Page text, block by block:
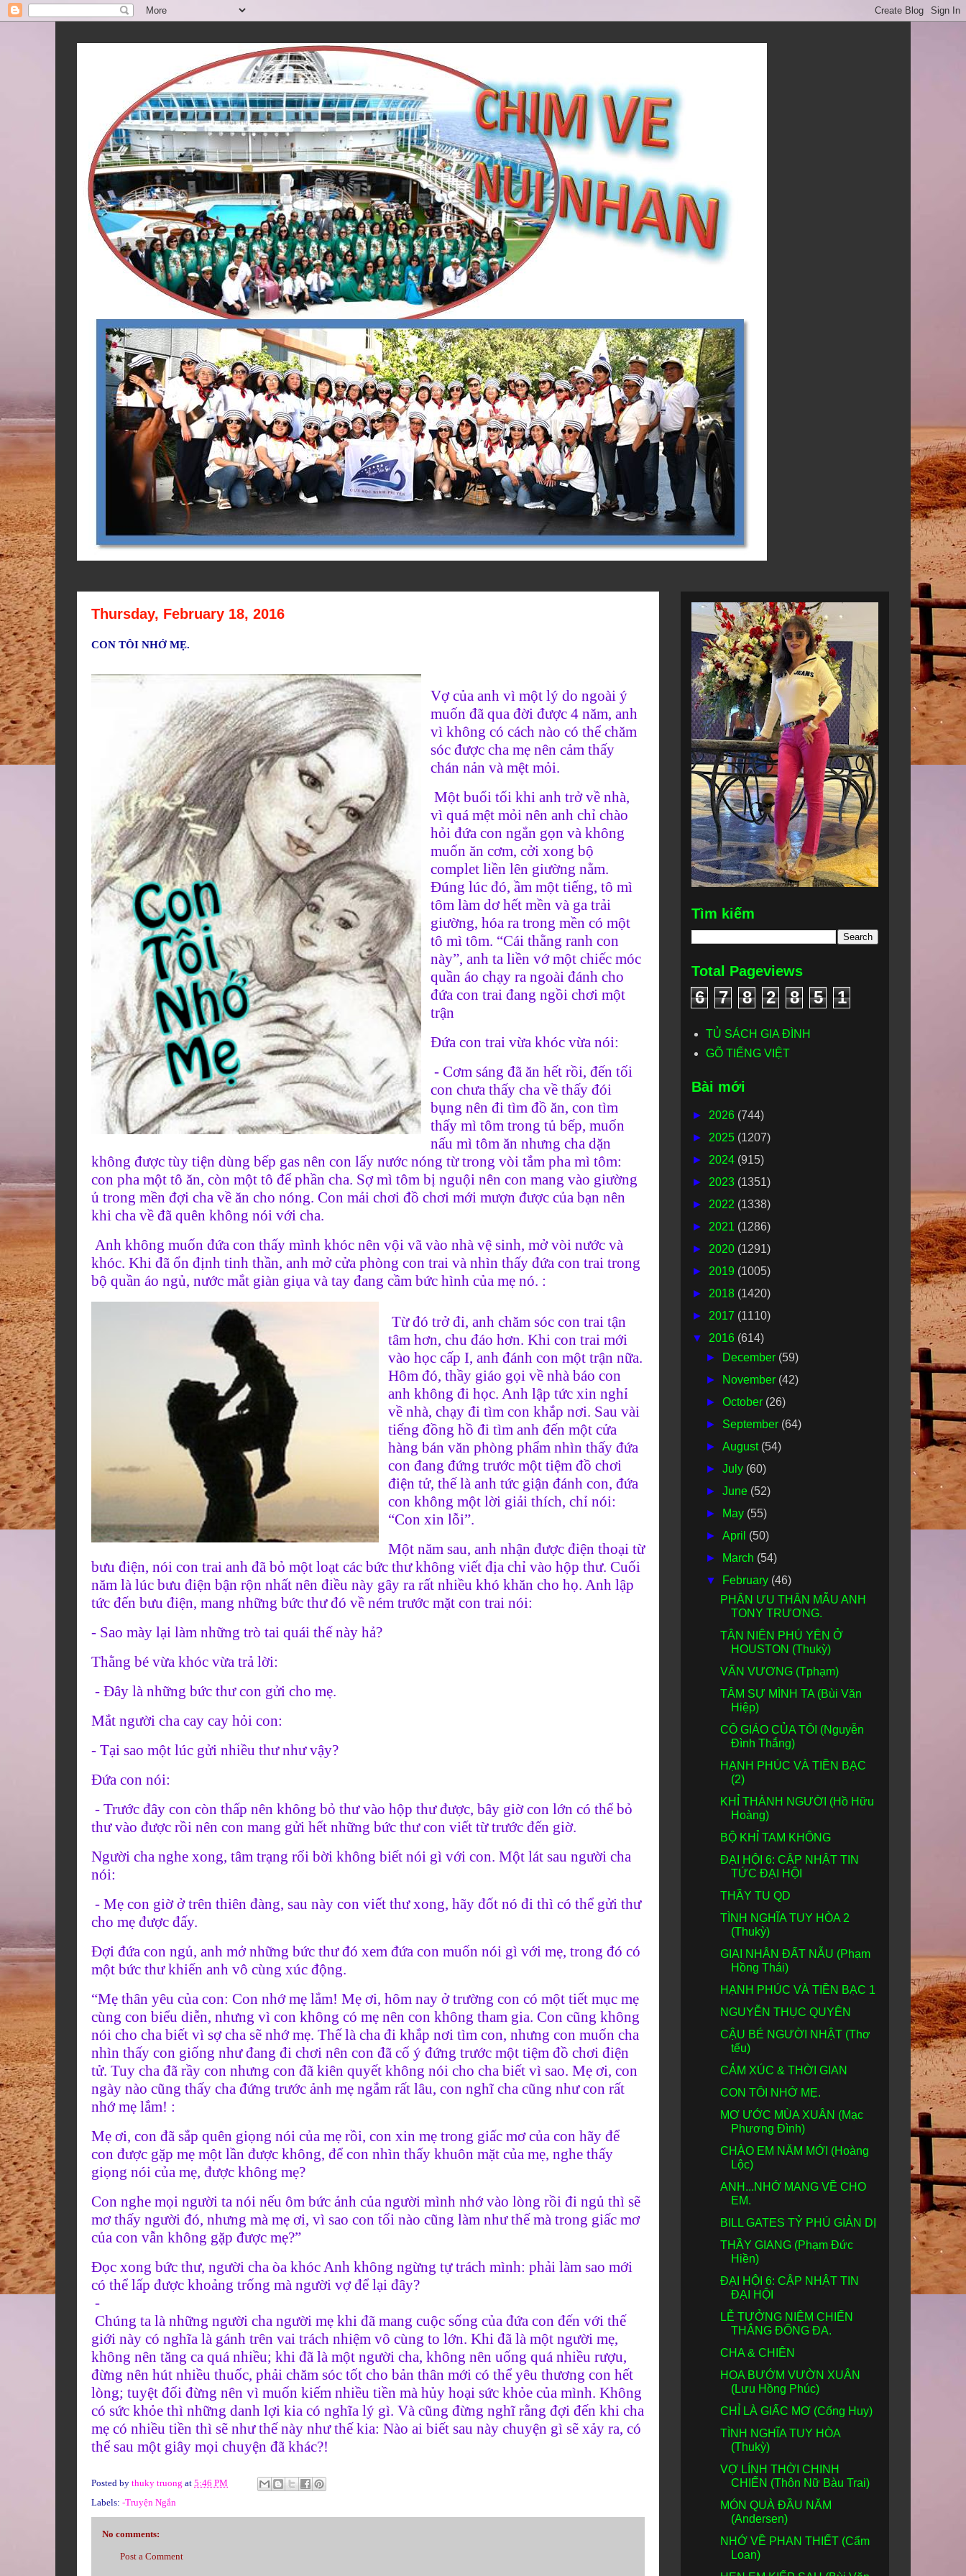
Thursday, February 18, 2016
CON TÔI NHỚ MẸ.
Vợ của anh vì một lý do ngoài ý
muốn đã qua đời được 4 năm, anh
vì không có cách nào có thể chăm
sóc được cha mẹ nên cảm thấy
chán nản và mệt mỏi.
Một buổi tối khi anh trở về nhà,
vì quá mệt mỏi nên anh chỉ chào
hỏi đứa con ngắn gọn và không
muốn ăn cơm, cởi xong bộ
complet liền lên giường nằm.
Đúng lúc đó, ầm một tiếng, tô mì
tôm làm dơ hết mền và ga trải
giường, hóa ra trong mền có một
tô mì tôm. “Cái thằng ranh con
này”, anh ta liền vớ một chiếc móc
quần áo chạy ra ngoài đánh cho
đứa con trai đang ngồi chơi một
trận
Đứa con trai vừa khóc vừa nói:
- Cơm sáng đã ăn hết rồi, đến tối
con chưa thấy cha về thấy đói
bụng nên đi tìm đồ ăn, con tìm
thấy mì tôm trong tủ bếp, muốn
nấu mì tôm ăn nhưng cha dặn
không được tùy tiện dùng bếp gas nên con lấy nước nóng từ trong vòi tắm pha mì tôm:
con pha một tô ăn, còn một tô để phần cha. Sợ mì tôm bị nguội nên con mang vào giường
ủ trong mền đợi cha về ăn cho nóng. Con mải chơi đồ chơi mới mượn được của bạn nên
khi cha về đã quên không nói với cha.
Anh không muốn đứa con thấy mình khóc nên vội vã vào nhà vệ sinh, mở vòi nước và
khóc. Khi đã ổn định tinh thần, anh mở cửa phòng con trai và nhìn thấy đứa con trai trong
bộ quần áo ngủ, nước mắt giàn giụa và tay đang cầm bức hình của mẹ nó. :
Từ đó trở đi, anh chăm sóc con trai tận
tâm hơn, chu đáo hơn. Khi con trai mới
vào học cấp I, anh đánh con một trận nữa.
Hôm đó, thầy giáo gọi về nhà báo con
anh không đi học. Anh lập tức xin nghỉ
về nhà, chạy đi tìm con khắp nơi. Sau vài
tiếng đồng hồ đi tìm anh đến một cửa
hàng bán văn phòng phẩm nhìn thấy đứa
con đang đứng trước một tiệm đồ chơi
điện tử, thế là anh tức giận đánh con, đứa
con không một lời giải thích, chỉ nói:
“Con xin lỗi”.
Một năm sau, anh nhận được điện thoại từ
bưu điện, nói con trai anh đã bỏ một loạt các bức thư không viết địa chỉ vào hộp thư. Cuối
năm là lúc bưu điện bận rộn nhất nên điều này gây ra rất nhiều khó khăn cho họ. Anh lập
tức đến bưu điện, mang những bức thư đó về ném trước mặt con trai nói:
- Sao mày lại làm những trò tai quái thế này hả?
Thằng bé vừa khóc vừa trả lời:
- Đây là những bức thư con gửi cho mẹ.
Mắt người cha cay cay hỏi con:
- Tại sao một lúc gửi nhiều thư như vậy?
Đứa con nói:
- Trước đây con còn thấp nên không bỏ thư vào hộp thư được, bây giờ con lớn có thể bỏ
thư vào được rồi nên con mang gửi hết những bức thư con viết từ trước đến giờ.
Người cha nghe xong, tâm trạng rối bời không biết nói gì với con. Một lát sau người cha
nói:
- Mẹ con giờ ở trên thiên đàng, sau này con viết thư xong, hãy đốt nó đi thì có thể gửi thư
cho mẹ được đấy.
Đợi đứa con ngủ, anh mở những bức thư đó xem đứa con muốn nói gì với mẹ, trong đó có
một bức thư khiến anh vô cùng xúc động.
“Mẹ thân yêu của con: Con nhớ mẹ lắm! Mẹ ơi, hôm nay ở trường con có một tiết mục mẹ
cùng con biểu diễn, nhưng vì con không có mẹ nên con không tham gia. Con cũng không
nói cho cha biết vì sợ cha sẽ nhớ mẹ. Thế là cha đi khắp nơi tìm con, nhưng con muốn cha
nhìn thấy con giống như đang đi chơi nên con đã cố ý đứng trước một tiệm đồ chơi điện
tử. Tuy cha đã rầy con nhưng con đã kiên quyết không nói cho cha biết vì sao. Mẹ ơi, con
ngày nào cũng thấy cha đứng trước ảnh mẹ ngắm rất lâu, con nghĩ cha cũng như con rất
nhớ mẹ lắm! :
Mẹ ơi, con đã sắp quên giọng nói của mẹ rồi, con xin mẹ trong giấc mơ của con hãy để
con được gặp mẹ một lần được không, để con nhìn thấy khuôn mặt của mẹ, nghe thấy
giọng nói của mẹ, được không mẹ?
Con nghe mọi người ta nói nếu ôm bức ảnh của người mình nhớ vào lòng rồi đi ngủ thì sẽ
mơ thấy người đó, nhưng mà mẹ ơi, vì sao con tối nào cũng làm như thế mà trong giấc mơ
của con vẫn không gặp được mẹ?”
Đọc xong bức thư, người cha òa khóc Anh không ngừng tự trách mình: phải làm sao mới
có thể lấp được khoảng trống mà người vợ để lại đây?
-
Chúng ta là những người cha người mẹ khi đã mang cuộc sống của đứa con đến với thế
giới này có nghĩa là gánh trên vai trách nhiệm vô cùng to lớn. Khi đã là một người mẹ,
không nên tăng ca quá nhiều; khi đã là một người cha, không nên uống quá nhiều rượu,
đừng nên hút nhiều thuốc, phải chăm sóc tốt cho bản thân mới có thể yêu thương con hết
lòng; tuyệt đối đừng nên vì muốn kiếm nhiều tiền mà hủy hoại sức khỏe của mình. Không
có sức khỏe thì những danh lợi kia có nghĩa lý gì. Và cũng đừng nghĩ rằng đợi đến khi cha
mẹ có nhiều tiền thì sẽ như thế này như thế kia: Nào ai biết sau này chuyện gì sẽ xảy ra, có
thể sau một giây mọi chuyện đã khác?!
Posted by thuky truong at 5:46 PM
Labels: -Truyện Ngắn
No comments:
Post a Comment
Tìm kiếm
Total Pageviews
6 7 8 2 8 5 1
TỦ SÁCH GIA ĐÌNH
GÕ TIẾNG VIỆT
Bài mới
► 2026 (744)
► 2025 (1207)
► 2024 (915)
► 2023 (1351)
► 2022 (1338)
► 2021 (1286)
► 2020 (1291)
► 2019 (1005)
► 2018 (1420)
► 2017 (1110)
▼ 2016 (614)
►
December (59)
►
November (42)
►October (26)
► September (64)
►August (54)
►July (60)
►June (52)
►
May (55)
►April (50)
►
March (54)
▼
February (46)
PHÂN ƯU THÂN MẪU ANH
TONY TRƯƠNG.
TÂN NIÊN PHÚ YÊN Ở
HOUSTON (Thukỳ)
VẤN VƯƠNG (Tphạm)
TÂM SỰ MÌNH TA (Bùi Văn
Hiệp)
CÔ GIÁO CỦA TÔI (Nguyễn
Đình Thắng)
HẠNH PHÚC VÀ TIỀN BẠC
(2)
KHỈ THÀNH NGƯỜI (Hồ Hữu
Hoàng)
BỘ KHỈ TAM KHÔNG
ĐẠI HỘI 6: CẬP NHẬT TIN
TỨC ĐẠI HỘI
THẦY TU QD
TÌNH NGHĨA TUY HÒA 2
(Thukỳ)
GIAI NHÂN ĐẤT NẪU (Phạm
Hồng Thái)
HẠNH PHÚC VÀ TIỀN BẠC 1
NGUYỄN THỤC QUYÊN
CẬU BÉ NGƯỜI NHẬT (Thơ
tếu)
CẢM XÚC & THỜI GIAN
CON TÔI NHỚ MẸ.
MƠ ƯỚC MÙA XUÂN (Mạc
Phương Đình)
CHÀO EM NĂM MỚI (Hoàng
Lộc)
ANH...NHỚ MANG VỀ CHO
EM.
BILL GATES TỶ PHÚ GIẢN DỊ
THẦY GIANG (Phạm Đức
Hiền)
ĐẠI HỘI 6: CẬP NHẬT TIN
ĐẠI HỘI
LỄ TƯỞNG NIỆM CHIẾN
THẮNG ĐỐNG ĐA.
CHA & CHIÊN
HOA BƯỚM VƯỜN XUÂN
(Lưu Hồng Phúc)
CHỈ LÀ GIẤC MƠ (Cống Huy)
TÌNH NGHĨA TUY HÒA
(Thukỳ)
VỢ LÍNH THỜI CHINH
CHIẾN (Thôn Nữ Bàu Trai)
MÓN QUÀ ĐẦU NĂM
(Andersen)
NHỚ VỀ PHAN THIẾT (Cẩm
Loan)